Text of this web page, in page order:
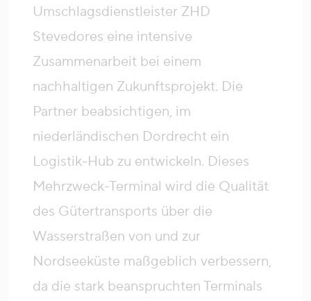
Umschlagsdienstleister ZHD
Stevedores eine intensive
Zusammenarbeit bei einem
nachhaltigen Zukunftsprojekt. Die
Partner beabsichtigen, im
niederländischen Dordrecht ein
Logistik-Hub zu entwickeln. Dieses
Mehrzweck-Terminal wird die Qualität
des Gütertransports über die
Wasserstraßen von und zur
Nordseeküste maßgeblich verbessern,
da die stark beanspruchten Terminals